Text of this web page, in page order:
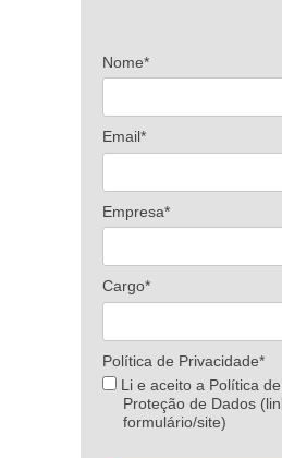
Nome*
Email*
Empresa*
Cargo*
Política de Privacidade*
Li e aceito a Política
Proteção de Dados
formulário/site)